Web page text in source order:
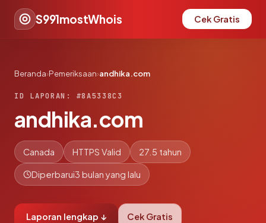
S991mostWhois Cek Gratis
Beranda›Pemeriksaan›andhika.com
ID LAPORAN: #8A5338C3
andhika.com
Canada HTTPS Valid 27.5 tahun
Diperbarui3 bulan yang lalu
Laporan lengkap ↓ Cek Gratis